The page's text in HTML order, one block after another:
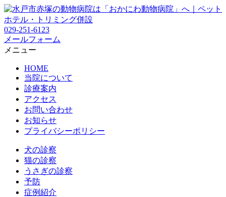
029-251-6123
メールフォーム
メニュー
HOME
当院について
診療案内
アクセス
お問い合わせ
お知らせ
プライバシーポリシー
犬の診察
猫の診察
うさぎの診察
予防
症例紹介